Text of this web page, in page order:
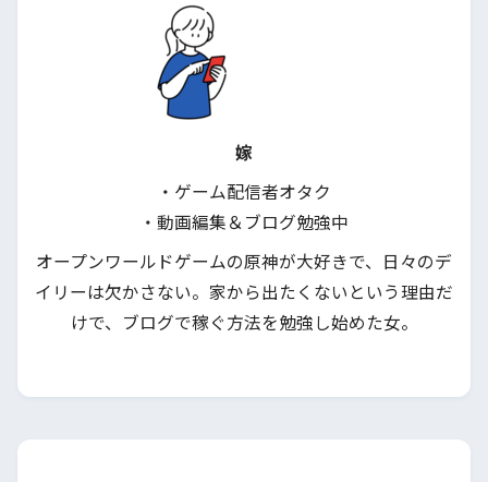
嫁
・ゲーム配信者オタク
・動画編集＆ブログ勉強中
オープンワールドゲームの原神が大好きで、日々のデ
イリーは欠かさない。家から出たくないという理由だ
けで、ブログで稼ぐ方法を勉強し始めた女。